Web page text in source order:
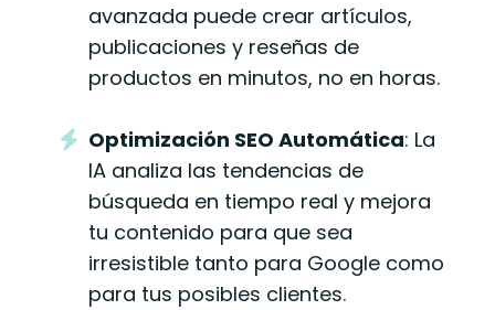
avanzada puede crear artículos,
publicaciones y reseñas de
productos en minutos, no en horas.
Optimización SEO Automática: La
IA analiza las tendencias de
búsqueda en tiempo real y mejora
tu contenido para que sea
irresistible tanto para Google como
para tus posibles clientes.